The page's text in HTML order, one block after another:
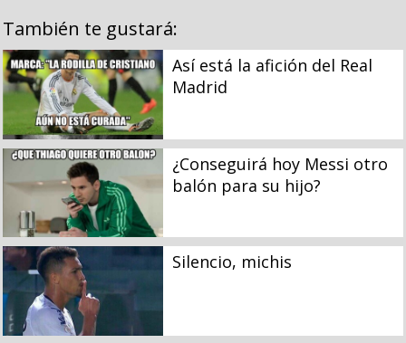
También te gustará:
Así está la afición del Real
Madrid
¿Conseguirá hoy Messi otro
balón para su hijo?
Silencio, michis